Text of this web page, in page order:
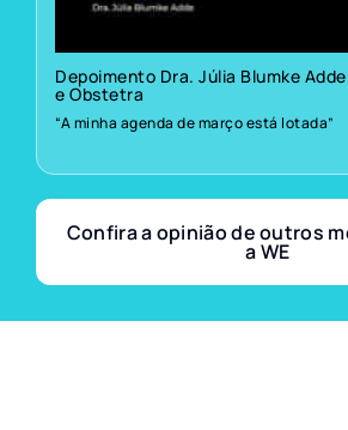
Depoimento Dra. Júlia Blumke
e Obstetra
“A minha agenda de março está lotada”
Confira a opinião de outros
a WE